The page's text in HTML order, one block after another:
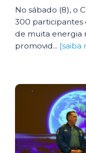
No sábado (8), o
300 participantes
de muita energia
promovid... [saiba